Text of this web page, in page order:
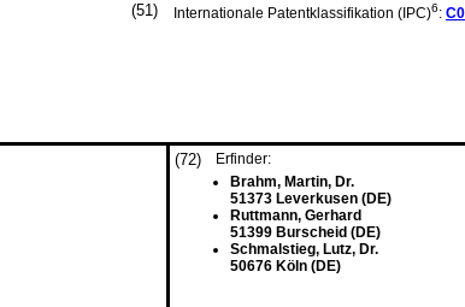
(51) Internationale Patentklassifikation (IPC)6:
(72)
Erfinder:
Brahm, Martin, Dr.
51373 Leverkusen (DE)
Ruttmann, Gerhard
51399 Burscheid (DE)
Schmalstieg, Lutz, Dr.
50676 Köln (DE)